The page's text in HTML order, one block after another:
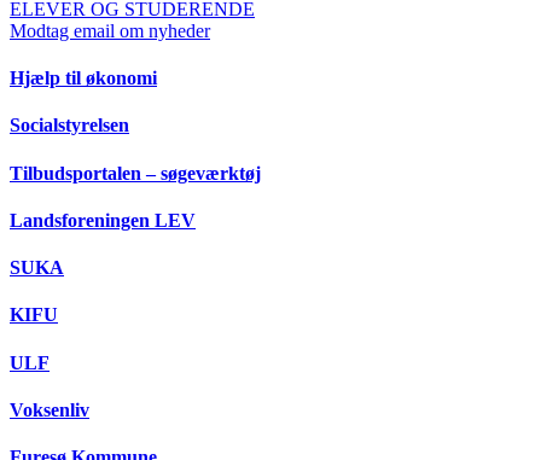
ELEVER OG STUDERENDE
Modtag email om nyheder
Hjælp til økonomi
Socialstyrelsen
Tilbudsportalen – søgeværktøj
Landsforeningen LEV
SUKA
KIFU
ULF
Voksenliv